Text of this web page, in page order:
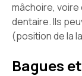
mâchoire, voire
dentaire. Ils
(position de la
Bagues